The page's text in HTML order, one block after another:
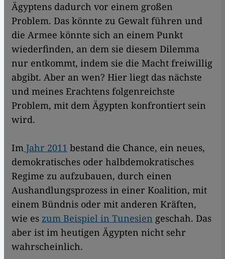
Ägyptens dadurch vor einem großen
Problem. Das könnte zu Gewalt führen und
die Armee könnte sich an einem Punkt
wiederfinden, an dem sie diesem Dilemma
nur entkommt, indem sie die Macht freiwillig
abgibt. Aber an wen? Hier liegt das nächste
und meines Erachtens folgenreichste
Problem, mit dem Ägypten konfrontiert sein
wird.
Im Jahr 2011 bestand die Chance, ein neues,
demokratisches oder halbdemokratisches
Regime zu aufzubauen, durch einen
Aushandlungsprozess in einer Koalition, mit
einem Bündnis oder mit anderen Kräften,
wie es zum Beispiel in Tunesien geschah. Das
aber ist im heutigen Ägypten nicht sehr
wahrscheinlich.